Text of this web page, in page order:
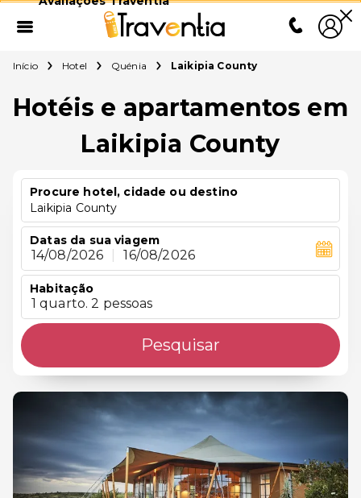
Início Hotel Quénia Laikipia County
Hotéis e apartamentos em
Laikipia County
Procure hotel, cidade ou destino
Laikipia County
Datas da sua viagem
14/08/2026 16/08/2026
Habitação
1 quarto. 2 pessoas
Pesquisar